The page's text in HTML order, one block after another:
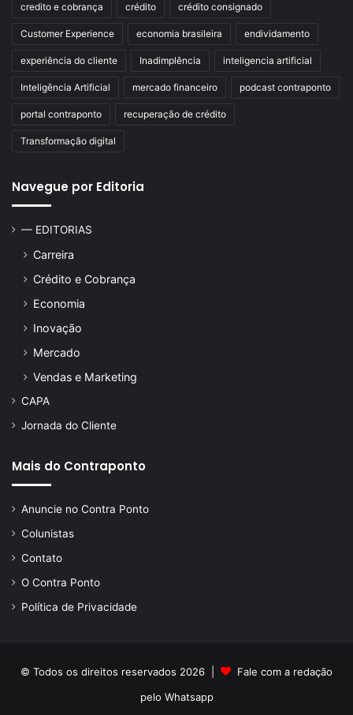
credito e cobrança crédito crédito consignado
Customer Experience economia brasileira endividamento
experiência do cliente Inadimplência inteligencia artificial
Inteligência Artificial mercado financeiro podcast contraponto
portal contraponto recuperação de crédito
Transformação digital
Navegue por Editoria
— EDITORIAS
Carreira
Crédito e Cobrança
Economia
Inovação
Mercado
Vendas e Marketing
CAPA
Jornada do Cliente
Mais do Contraponto
Anuncie no Contra Ponto
Colunistas
Contato
O Contra Ponto
Política de Privacidade
© Todos os direitos reservados 2026 |
Fale com a redação
pelo Whatsapp